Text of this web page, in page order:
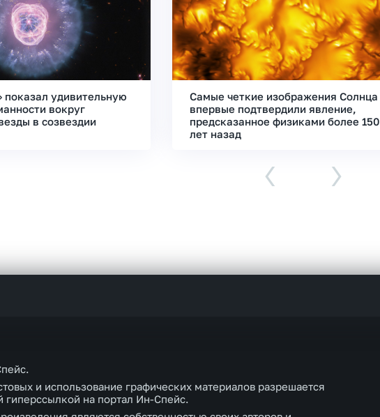
показал удивительную
вокруг
в созвездии
Самые четкие изображения Солнца
впервые подтвердили явление,
предсказанное физиками более 150
лет назад
‹ ›
и использование графических материалов разрешается
гиперссылкой на портал Ин-Спейс.